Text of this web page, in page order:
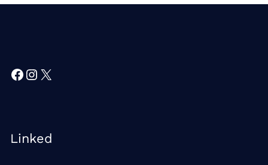
Facebook
Instagram
X
Linked